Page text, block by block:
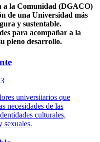
a la Comunidad (DGACO)
de una Universidad más
y sustentable.
para acompañar a la
pleno desarrollo.
universitarios que
necesidades de las
culturales,
sexuales.